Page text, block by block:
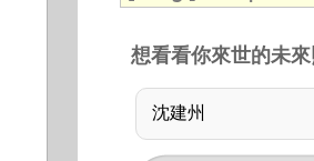
想看看你來世的未